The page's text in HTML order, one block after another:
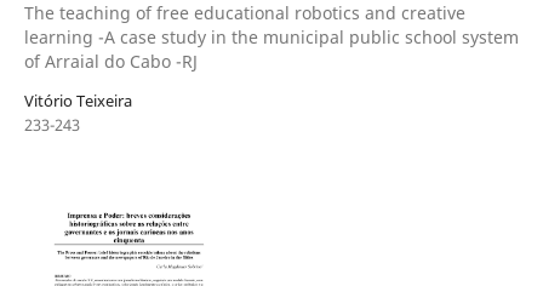
The teaching of free educational robotics and creative
learning -A case study in the municipal public school system
of Arraial do Cabo -RJ
Vitório Teixeira
233-243